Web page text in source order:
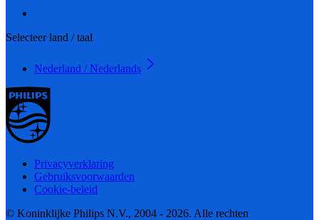
Selecteer land / taal
Nederland / Nederlands
Privacyverklaring
Gebruiksvoorwaarden
Cookie-beleid
© Koninklijke Philips N.V., 2004 - 2026. Alle rechten